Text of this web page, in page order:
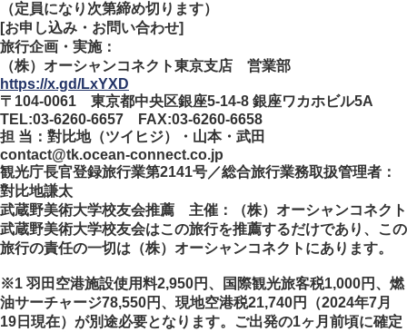
（定員になり次第締め切ります）
[お申し込み・お問い合わせ]
旅行企画・実施：
（株）オーシャンコネクト東京支店 営業部
https://x.gd/LxYXD
〒104-0061 東京都中央区銀座5-14-8 銀座ワカホビル5A
TEL:03-6260-6657 FAX:03-6260-6658
担 当：對比地（ツイヒジ）・山本・武田
contact@tk.ocean-connect.co.jp
観光庁長官登録旅行業第2141号／総合旅行業務取扱管理者：
對比地謙太
武蔵野美術大学校友会推薦 主催：（株）オーシャンコネクト
武蔵野美術大学校友会はこの旅行を推薦するだけであり、この
旅行の責任の一切は（株）オーシャンコネクトにあります。
※1 羽田空港施設使用料2,950円、国際観光旅客税1,000円、燃
油サーチャージ78,550円、現地空港税21,740円（2024年7月
19日現在）が別途必要となります。ご出発の1ヶ月前頃に確定